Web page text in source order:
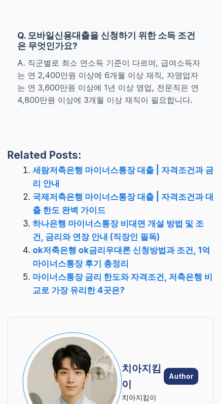
Q. 모바일신용대출을 신청하기 위한 소득 조건
은 무엇인가요?
A. 직군별로 최소 연소득 기준이 다르며, 급여소득자
는 연 2,400만원 이상에 6개월 이상 재직, 자영업자
는 연 3,600만원 이상에 1년 이상 영업, 전문직은 연
4,800만원 이상에 3개월 이상 재직이 필요합니다.
Related Posts:
세람저축은행 마이너스통장 대출 | 자격조건과 금
리 안내
국제저축은행 마이너스통장 대출 | 자격조건과 대
출 한도 완벽 가이드
하나은행 마이너스통장 비대면 개설 방법 및 조
건, 금리와 연장 안내 (직장인 필독)
ok저축은행 ok금리우대론 신청방법과 조건, 1억
마이너스통장 후기 총정리
마이너스통장 금리 한도와 자격조건, 저축은행 비
교로 가장 유리한 4곳은?
치아지킴
이
Author
치아지킴이